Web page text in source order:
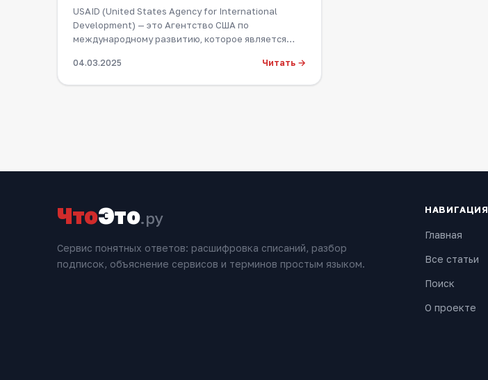
USAID (United States Agency for International
Development) — это Агентство США по
международному развитию, которое является
04.03.2025 Читать →
ЧтоЭто.ру
Сервис понятных ответов: расшифровка списаний, разбор
подписок, объяснение сервисов и терминов простым языком.
НАВИГАЦИЯ
Главная
Все статьи
Поиск
О проекте